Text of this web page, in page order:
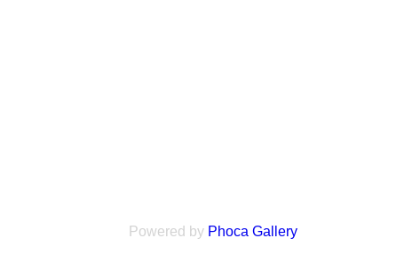
Powered by Phoca Gallery